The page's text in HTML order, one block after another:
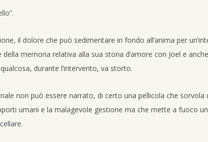
il dolore che può sedimentare in fondo all’anima per
della memoria relativa alla sua storia d’amore con Joel e
durante l’intervento, va storto.
non può essere narrato, di certo una pellicola che
umani e la malagevole gestione ma che mette a fuoco